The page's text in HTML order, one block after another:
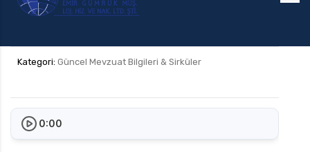
Kategori: Güncel Mevzuat Bilgileri & Sirküler
0:00